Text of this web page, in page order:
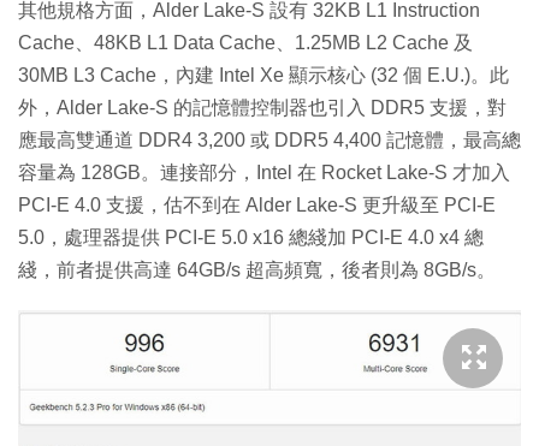
其他規格方面，Alder Lake-S 設有 32KB L1 Instruction
Cache、48KB L1 Data Cache、1.25MB L2 Cache 及
30MB L3 Cache，內建 Intel Xe 顯示核心 (32 個 E.U.)。此
外，Alder Lake-S 的記憶體控制器也引入 DDR5 支援，對
應最高雙通道 DDR4 3,200 或 DDR5 4,400 記憶體，最高總
容量為 128GB。連接部分，Intel 在 Rocket Lake-S 才加入
PCI-E 4.0 支援，估不到在 Alder Lake-S 更升級至 PCI-E
5.0，處理器提供 PCI-E 5.0 x16 總綫加 PCI-E 4.0 x4 總
綫，前者提供高達 64GB/s 超高頻寬，後者則為 8GB/s。